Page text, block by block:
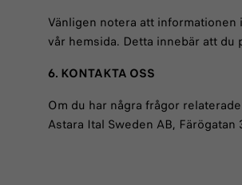
Vänligen notera att
vår hemsida. Detta innebär att
6. KONTAKTA OSS
Om du har några frågor
Astara Ital Sweden AB, Färögatan